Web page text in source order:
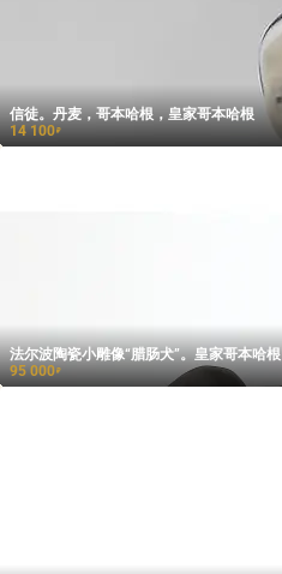
信徒。丹麦，哥本哈根，皇家哥本哈根
14 100₽
法尔波陶瓷小雕像“腊肠犬”。皇家哥本哈根
95 000₽